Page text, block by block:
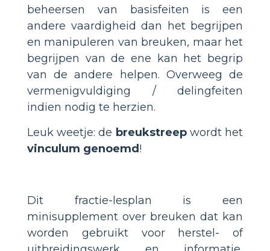
beheersen van basisfeiten is een
andere vaardigheid dan het begrijpen
en manipuleren van breuken, maar het
begrijpen van de ene kan het begrip
van de andere helpen. Overweeg de
vermenigvuldiging / delingfeiten
indien nodig te herzien.
Leuk weetje: de breukstreepwordt het
vinculum genoemd !
Dit fractie-lesplan is een
minisupplement over breuken dat kan
worden gebruikt voor herstel- of